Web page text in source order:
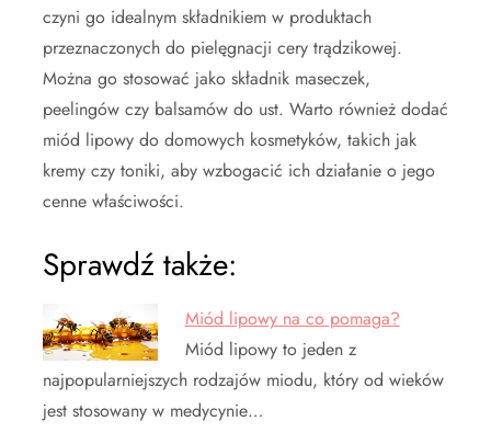
czyni go idealnym składnikiem w produktach
przeznaczonych do pielęgnacji cery trądzikowej.
Można go stosować jako składnik maseczek,
peelingów czy balsamów do ust. Warto również dodać
miód lipowy do domowych kosmetyków, takich jak
kremy czy toniki, aby wzbogacić ich działanie o jego
cenne właściwości.
Sprawdź także:
Miód lipowy na co pomaga?
Miód lipowy to jeden z
najpopularniejszych rodzajów miodu, który od wieków
jest stosowany w medycynie…